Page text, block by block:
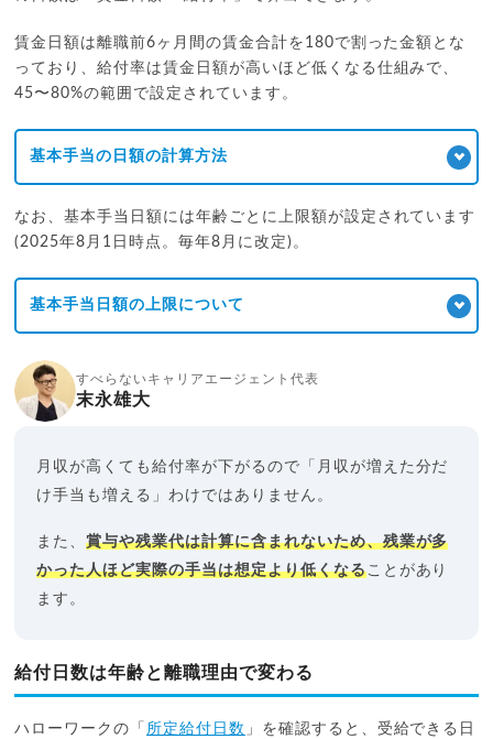
賃金日額は離職前6ヶ月間の賃金合計を180で割った金額とな
っており、給付率は賃金日額が高いほど低くなる仕組みで、
45〜80%の範囲で設定されています。
基本手当の日額の計算方法
なお、基本手当日額には年齢ごとに上限額が設定されています
(2025年8月1日時点。毎年8月に改定)。
基本手当日額の上限について
すべらないキャリアエージェント代表
末永雄大
月収が高くても給付率が下がるので「月収が増えた分だ
け手当も増える」わけではありません。
また、賞与や残業代は計算に含まれないため、残業が多
かった人ほど実際の手当は想定より低くなることがあり
ます。
給付日数は年齢と離職理由で変わる
ハローワークの「 所定給付日数 」を確認すると、受給できる日